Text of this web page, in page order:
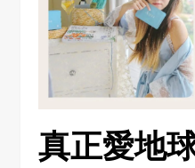
真正愛地